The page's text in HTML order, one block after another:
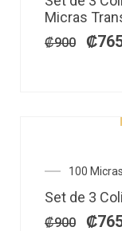
Micras
₡900
era:
₡
100 Micras
Set de 3
₡900
El
era:
₡